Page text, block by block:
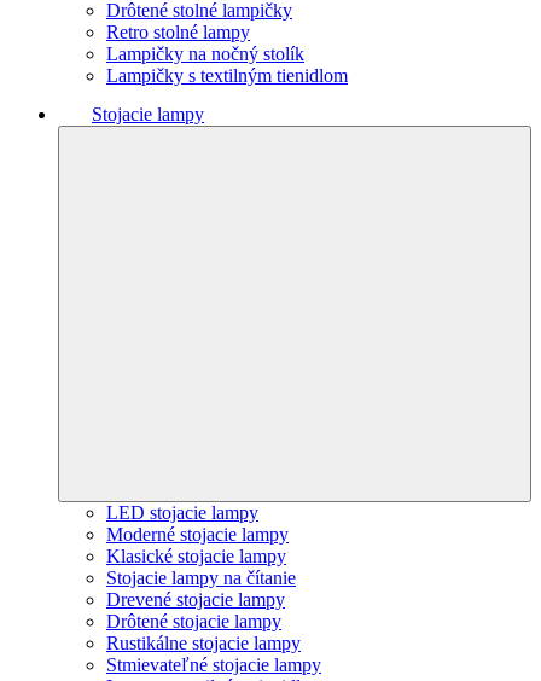
Drôtené stolné lampičky
Retro stolné lampy
Lampičky na nočný stolík
Lampičky s textilným tienidlom
Stojacie lampy
LED stojacie lampy
Moderné stojacie lampy
Klasické stojacie lampy
Stojacie lampy na čítanie
Drevené stojacie lampy
Drôtené stojacie lampy
Rustikálne stojacie lampy
Stmievateľné stojacie lampy